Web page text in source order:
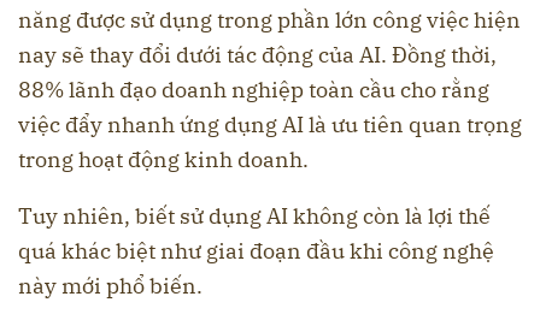
năng được sử dụng trong phần lớn công việc hiện
nay sẽ thay đổi dưới tác động của AI. Đồng thời,
88% lãnh đạo doanh nghiệp toàn cầu cho rằng
việc đẩy nhanh ứng dụng AI là ưu tiên quan trọng
trong hoạt động kinh doanh.
Tuy nhiên, biết sử dụng AI không còn là lợi thế
quá khác biệt như giai đoạn đầu khi công nghệ
này mới phổ biến.